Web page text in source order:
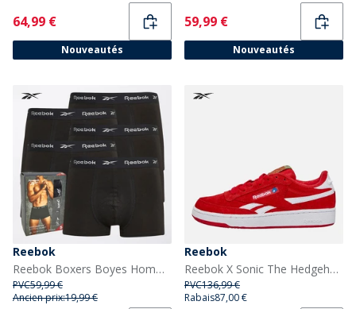
Current
64,99 €
Nouveautés
Current
59,99 €
Nouveautés
Reebok
Reebok Boxers Boyes Homme Noir
PVC59,99 €
Ancien prix:19,99 €
Reebok
Reebok X Sonic The Hedgehog 3 Club C Revenge 'Knuckles' Baskets Rouge/Blanc/Rouge
PVC136,99 €
Rabais87,00 €